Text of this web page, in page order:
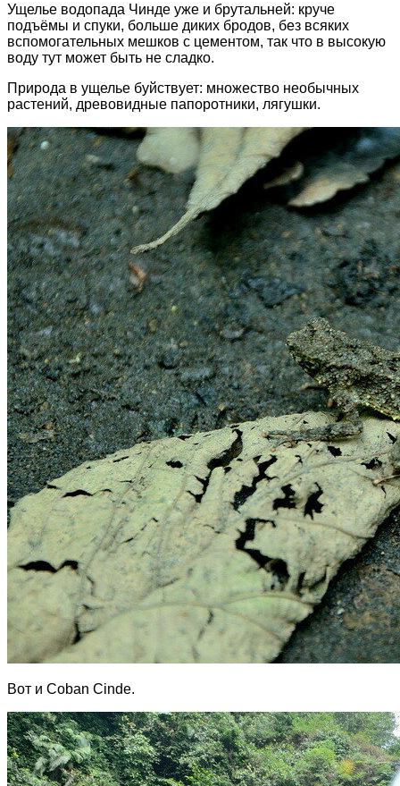
Ущелье водопада Чинде уже и брутальней: круче
подъёмы и спуки, больше диких бродов, без всяких
вспомогательных мешков с цементом, так что в высокую
воду тут может быть не сладко.
Природа в ущелье буйствует: множество необычных
растений, древовидные папоротники, лягушки.
Вот и Coban Cinde.